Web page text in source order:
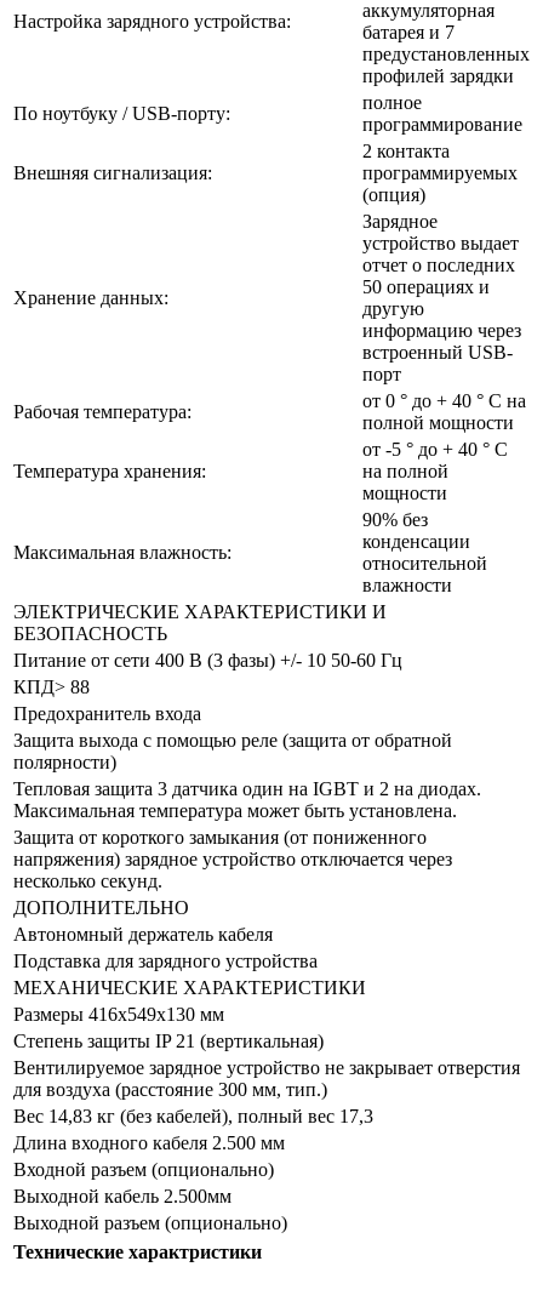
Настройка зарядного устройства:
аккумуляторная
батарея и 7
предустановленных
профилей зарядки
По ноутбуку / USB-порту:
полное
программирование
Внешняя сигнализация:
2 контакта
программируемых
(опция)
Хранение данных:
Зарядное
устройство выдает
отчет о последних
50 операциях и
другую
информацию через
встроенный USB-
порт
Рабочая температура:
от 0 ° до + 40 ° C на
полной мощности
Температура хранения:
от -5 ° до + 40 ° C
на полной
мощности
Максимальная влажность:
90% без
конденсации
относительной
влажности
ЭЛЕКТРИЧЕСКИЕ ХАРАКТЕРИСТИКИ И
БЕЗОПАСНОСТЬ
Питание от сети 400 В (3 фазы) +/- 10 50-60 Гц
КПД> 88
Предохранитель входа
Защита выхода с помощью реле (защита от обратной
полярности)
Тепловая защита 3 датчика один на IGBT и 2 на диодах.
Максимальная температура может быть установлена.
Защита от короткого замыкания (от пониженного
напряжения) зарядное устройство отключается через
несколько секунд.
ДОПОЛНИТЕЛЬНО
Автономный держатель кабеля
Подставка для зарядного устройства
МЕХАНИЧЕСКИЕ ХАРАКТЕРИСТИКИ
Размеры 416x549x130 мм
Степень защиты IP 21 (вертикальная)
Вентилируемое зарядное устройство не закрывает отверстия
для воздуха (расстояние 300 мм, тип.)
Вес 14,83 кг (без кабелей), полный вес 17,3
Длина входного кабеля 2.500 мм
Входной разъем (опционально)
Выходной кабель 2.500мм
Выходной разъем (опционально)
Технические характристики